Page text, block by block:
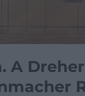
A